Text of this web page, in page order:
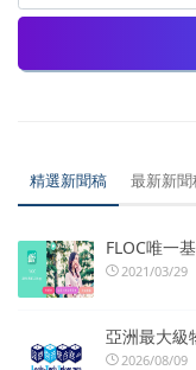
精選新聞稿 最新新聞
FLOC唯一
2021/03/29
亞洲最大級
2026/08/09